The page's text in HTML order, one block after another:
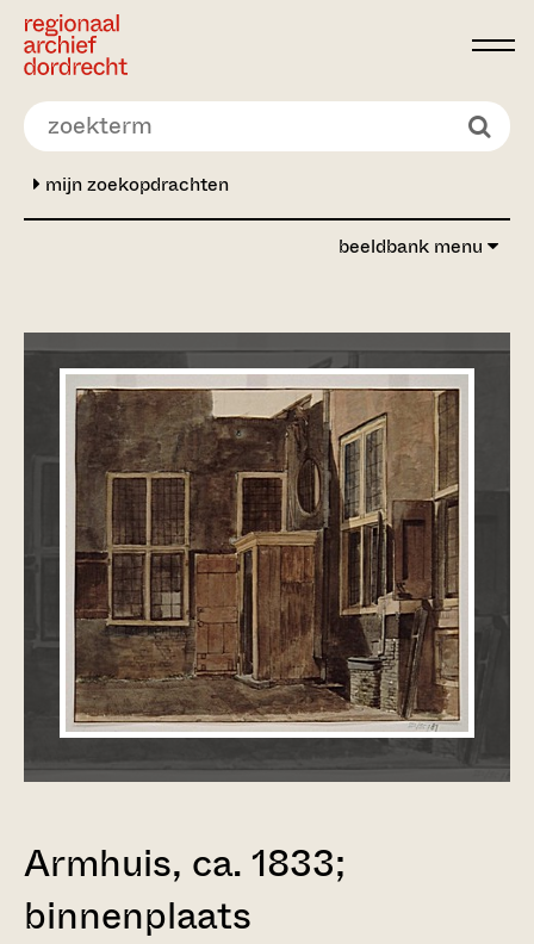
Ga direct naar de inhoud
mijn zoekopdrachten
beeldbank menu
Armhuis, ca. 1833;
binnenplaats